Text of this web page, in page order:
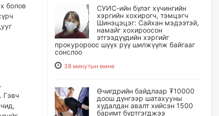
болов
Гэвч
СУИС-ийн бүлэг хүчингийн
хэргийн хохирогч, тэмцэгч
Шинэцэцэг: Сайхан мэдээтэй,
намайг хохироосон
этгээдүүдийн хэргийг
прокуророос шүүх рүү шилжүүлж байгааг
сонслоо
38 минутын өмнө
Өчигдрийн байдлаар ₮10000
доош дүнгээр шатахууны
худалдан авалт хийсэн 1500
баримт бүртгэгджээ